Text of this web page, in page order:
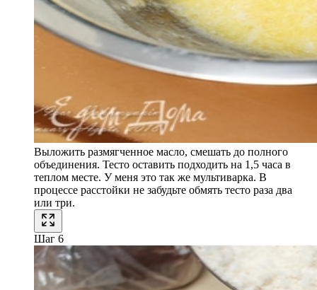
Выложить размягченное масло, смешать до полного
объединения. Тесто оставить подходить на 1,5 часа в
теплом месте. У меня это так же мультиварка. В
процессе расстойки не забудьте обмять тесто раза два
или три.
Шаг 6